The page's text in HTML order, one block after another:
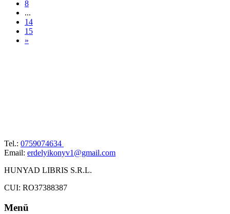
8
...
14
15
»
Tel.: 0759074634
Email: erdelyikonyv1@gmail.com
HUNYAD LIBRIS S.R.L.
CUI: RO37388387
Menü